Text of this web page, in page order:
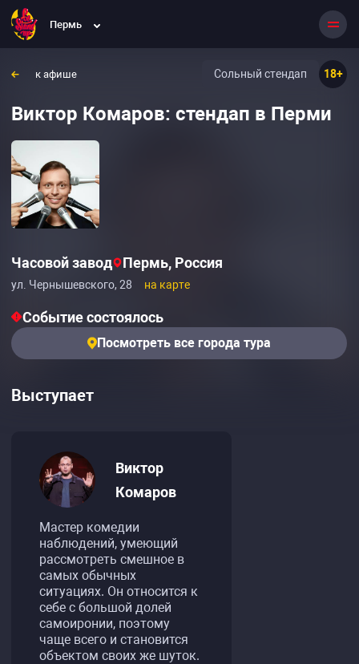
Пермь
к афише 18+
Сольный стендап
Виктор Комаров: стендап в Перми
Часовой завод Пермь, Россия
ул. Чернышевского, 28 на карте
Событие состоялось
Посмотреть все города тура
Выступает
Виктор
Комаров
Мастер комедии
наблюдений, умеющий
рассмотреть смешное в
самых обычных
ситуациях. Он относится к
себе с большой долей
самоиронии, поэтому
чаще всего и становится
объектом своих же шуток.